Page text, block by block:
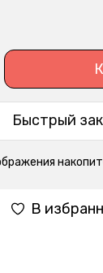
Быстрый
В